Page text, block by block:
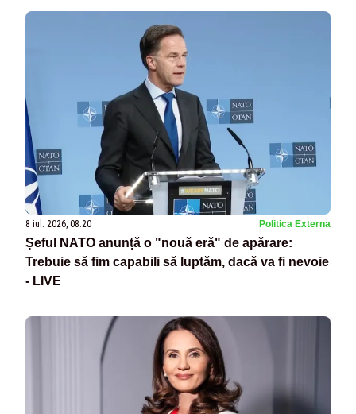
8 iul. 2026, 08:20 Politica Externa
Șeful NATO anunță o "nouă eră" de apărare:
Trebuie să fim capabili să luptăm, dacă va fi nevoie
- LIVE